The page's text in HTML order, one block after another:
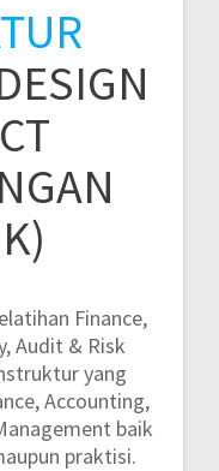
Finance,
Audit & Risk
yang
Accounting,
baik
praktisi.